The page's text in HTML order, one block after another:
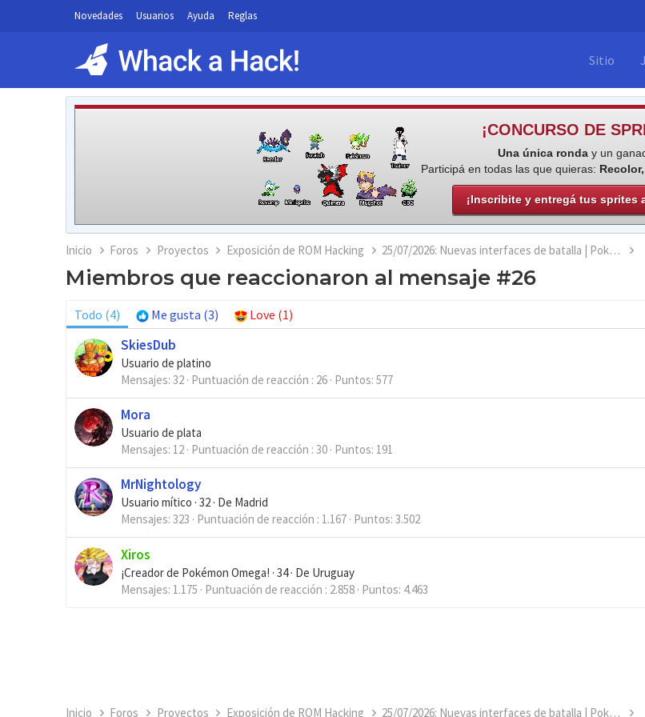
Novedades Usuarios Ayuda Reglas
Sitio
¡CONCURSO DE
Una única ronday un
Participá en todas las que quieras:
¡Inscribite y entregá tus sprites
Inicio Foros Proyectos Exposición de ROM Hacking 25/07/2026: Nuevas interfaces de batalla | Pokémon Team Rocket Jessie & James 2
Miembros que reaccionaron al mensaje #26
Todo (4) Me gusta (3) Love (1)
SkiesDub
Usuario de platino
Mensajes 32 Puntuación de reacción 26 Puntos 577
Mora
Usuario de plata
Mensajes 12 Puntuación de reacción 30 Puntos 191
MrNightology
Usuario mítico · 32 · De Madrid
Mensajes 323 Puntuación de reacción 1.167 Puntos 3.502
Xiros
¡Creador de Pokémon Omega! · 34· De Uruguay
Mensajes 1.175 Puntuación de reacción 2.858 Puntos 4.463
Inicio Foros Proyectos Exposición de ROM Hacking 25/07/2026: Nuevas interfaces de batalla | Pokémon Team Rocket Jessie & James 2